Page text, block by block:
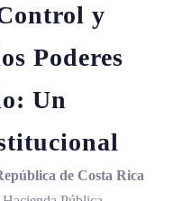
y
Poderes
Un
de Costa Rica